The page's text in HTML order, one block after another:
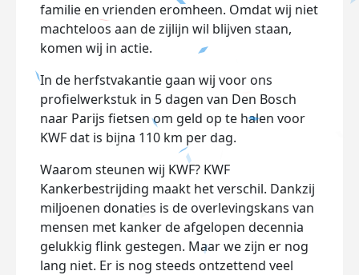
familie en vrienden eromheen. Omdat wij niet
machteloos aan de zijlijn wil blijven staan,
komen wij in actie.
In de herfstvakantie gaan wij voor ons
profielwerkstuk in 5 dagen van Den Bosch
naar Parijs fietsen om geld op te halen voor
KWF dat is bijna 110 km per dag.
Waarom steunen wij KWF? KWF
Kankerbestrijding maakt het verschil. Dankzij
miljoenen donaties is de overlevingskans van
mensen met kanker de afgelopen decennia
gelukkig flink gestegen. Maar we zijn er nog
lang niet. Er is nog steeds ontzettend veel